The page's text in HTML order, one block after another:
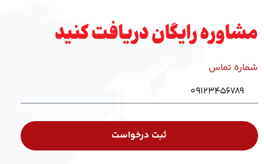
مشاوره رایگان دریافت کنید
شماره تماس
ثبت درخواست